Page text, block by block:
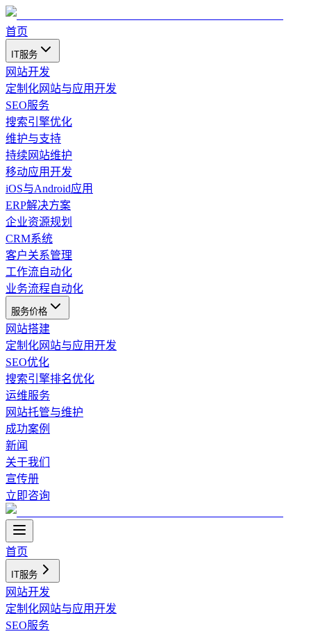
首页
IT服务
网站开发
定制化网站与应用开发
SEO服务
搜索引擎优化
维护与支持
持续网站维护
移动应用开发
iOS与Android应用
ERP解决方案
企业资源规划
CRM系统
客户关系管理
工作流自动化
业务流程自动化
服务价格
网站搭建
定制化网站与应用开发
SEO优化
搜索引擎排名优化
运维服务
网站托管与维护
成功案例
新闻
关于我们
宣传册
立即咨询
首页
IT服务
网站开发
定制化网站与应用开发
SEO服务